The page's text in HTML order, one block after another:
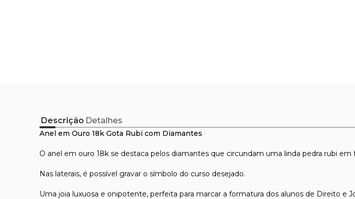
Descrição Detalhes
Anel em Ouro 18k Gota Rubi com Diamantes
O anel em ouro 18k se destaca pelos diamantes que circundam uma linda pedra rubi
Nas laterais, é possível gravar o símbolo do curso desejado.
Uma joia luxuosa e onipotente, perfeita para marcar a formatura dos alunos de Direito e